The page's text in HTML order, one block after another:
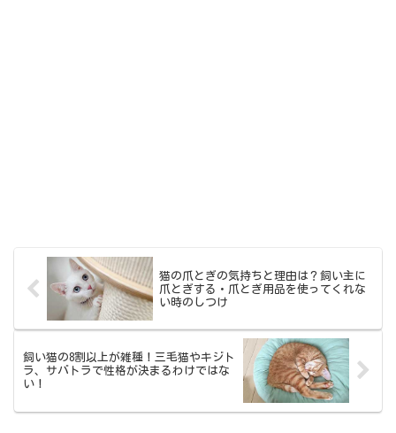
猫の爪とぎの気持ちと理由は？飼い主に
爪とぎする・爪とぎ用品を使ってくれな
い時のしつけ
飼い猫の8割以上が雑種！三毛猫やキジト
ラ、サバトラで性格が決まるわけではな
い！